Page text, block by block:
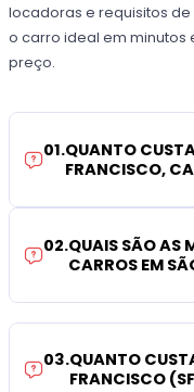
locadoras e requisitos
o carro ideal em minutos
preço.
01.QUANTO
FRANCISCO,
02.QUAIS SÃO AS
CARROS EM
03.QUANTO
FRANCISCO